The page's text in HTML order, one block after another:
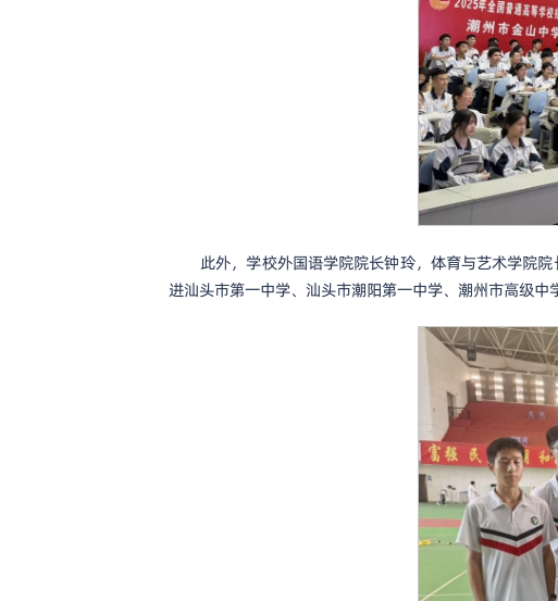
此外，学校外国语学院院长钟玲，体育与艺术学院
进汕头市第一中学、汕头市潮阳第一中学、潮州市高级